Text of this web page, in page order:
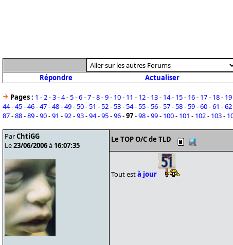
Répondre
Actualiser
Pages : 1 -2-3-4-5-6-7-8-9- 10- 11 - 12- 13- 14- 15- 16- 17- 18- 19
44-45-46-47-48-49-50-51 -52-53-54-55-56-57-58-59-60-61 -62
87-88-89-90-91 -92-93-94-95-96-97-98-99- 100- 101 - 102- 103-
ParChtiGG
Le23/06/2006à 16:07:35
Le TOP O/C de TLD
Tout està jour